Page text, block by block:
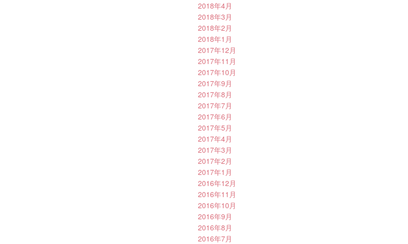
2018年4月
2018年3月
2018年2月
2018年1月
2017年12月
2017年11月
2017年10月
2017年9月
2017年8月
2017年7月
2017年6月
2017年5月
2017年4月
2017年3月
2017年2月
2017年1月
2016年12月
2016年11月
2016年10月
2016年9月
2016年8月
2016年7月